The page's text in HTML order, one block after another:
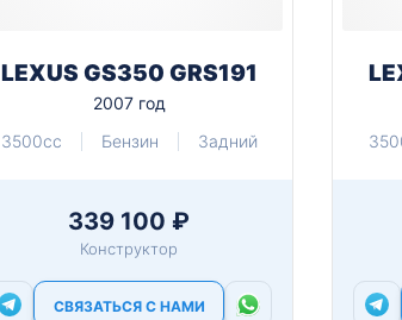
LEXUS GS350 GRS191
2007 год
3500cc
Бензин Задний
339 100 ₽
Конструктор
СВЯЗАТЬСЯ С НАМИ